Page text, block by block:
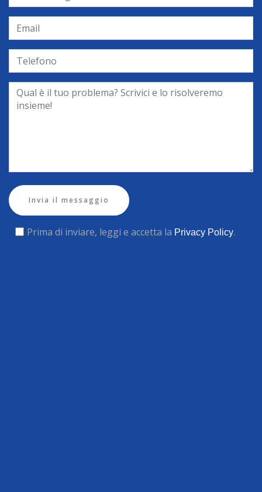
Invia il messaggio
Prima di inviare, leggi e accetta la Privacy Policy.